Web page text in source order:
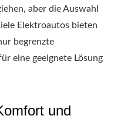
aber die Auswahl
Elektroautos bieten
begrenzte
eine geeignete Lösung
und